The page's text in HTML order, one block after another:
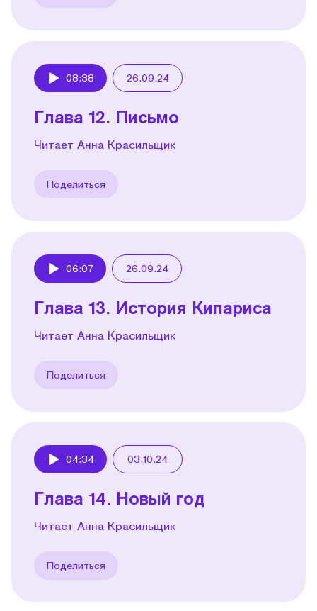
08:38 26.09.24
Глава 12. Письмо
Читает Анна Красильщик
Поделиться
06:07 26.09.24
Глава 13. История Кипариса
Читает Анна Красильщик
Поделиться
04:34 03.10.24
Глава 14. Новый год
Читает Анна Красильщик
Поделиться